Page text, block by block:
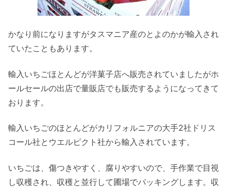
かなり前になりますがタスマニア産のとよのかが輸入され
ていたこともあります。
輸入いちごほとんどが洋菓子店へ販売されていましたがホ
ールセールの出店で量販店でも販売するようになってきて
おります。
輸入いちごのほとんどがカリフォルニアの大手2社ドリス
コール社とウエルピクト社から輸入されています。
いちごは、傷つきやすく、腐りやすいので、手作業で目視
し収穫され、収穫と並行して圃場でパッキングします。収